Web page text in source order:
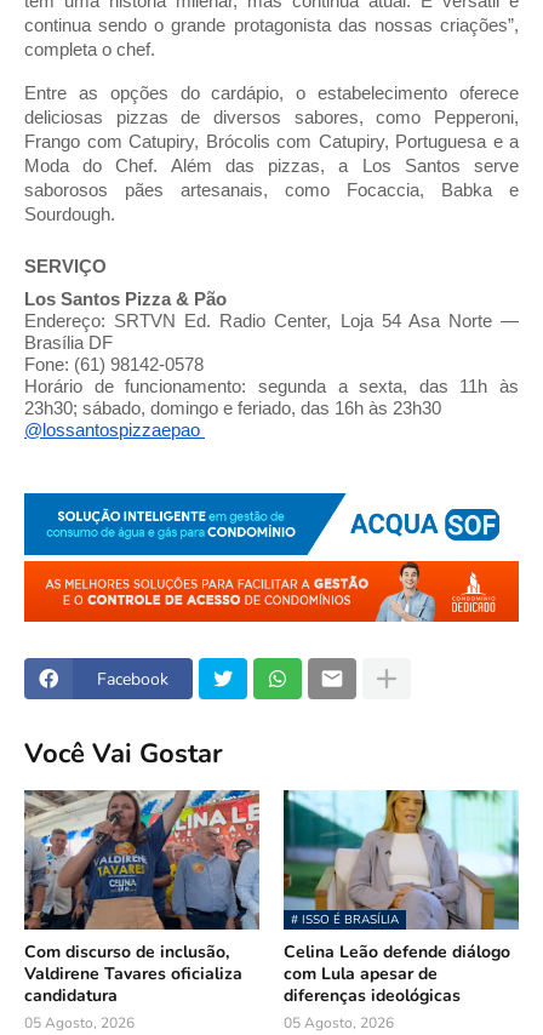
continua sendo o grande protagonista das nossas criações”,
completa o chef.
Entre as opções do cardápio, o estabelecimento oferece
deliciosas pizzas de diversos sabores, como Pepperoni,
Frango com Catupiry, Brócolis com Catupiry, Portuguesa e a
Moda do Chef. Além das pizzas, a
Los Santos serve
saborosos pães artesanais, como Focaccia, Babka e
Sourdough.
SERVIÇO
Los Santos Pizza & Pão
Endereço: SRTVN Ed. Radio Center, Loja 54 Asa Norte —
Brasília DF
Fone: (61) 98142-0578
Horário de funcionamento: segunda a sexta, das 11h às
23h30; sábado, domingo e feriado, das 16h às 23h30
@lossantospizzaepao
Facebook
Você Vai Gostar
Com discurso de inclusão,
Valdirene Tavares oficializa
candidatura
05 Agosto, 2026
# ISSO É BRASÍLIA
Celina Leão defende diálogo
com Lula apesar de
diferenças ideológicas
05 Agosto, 2026